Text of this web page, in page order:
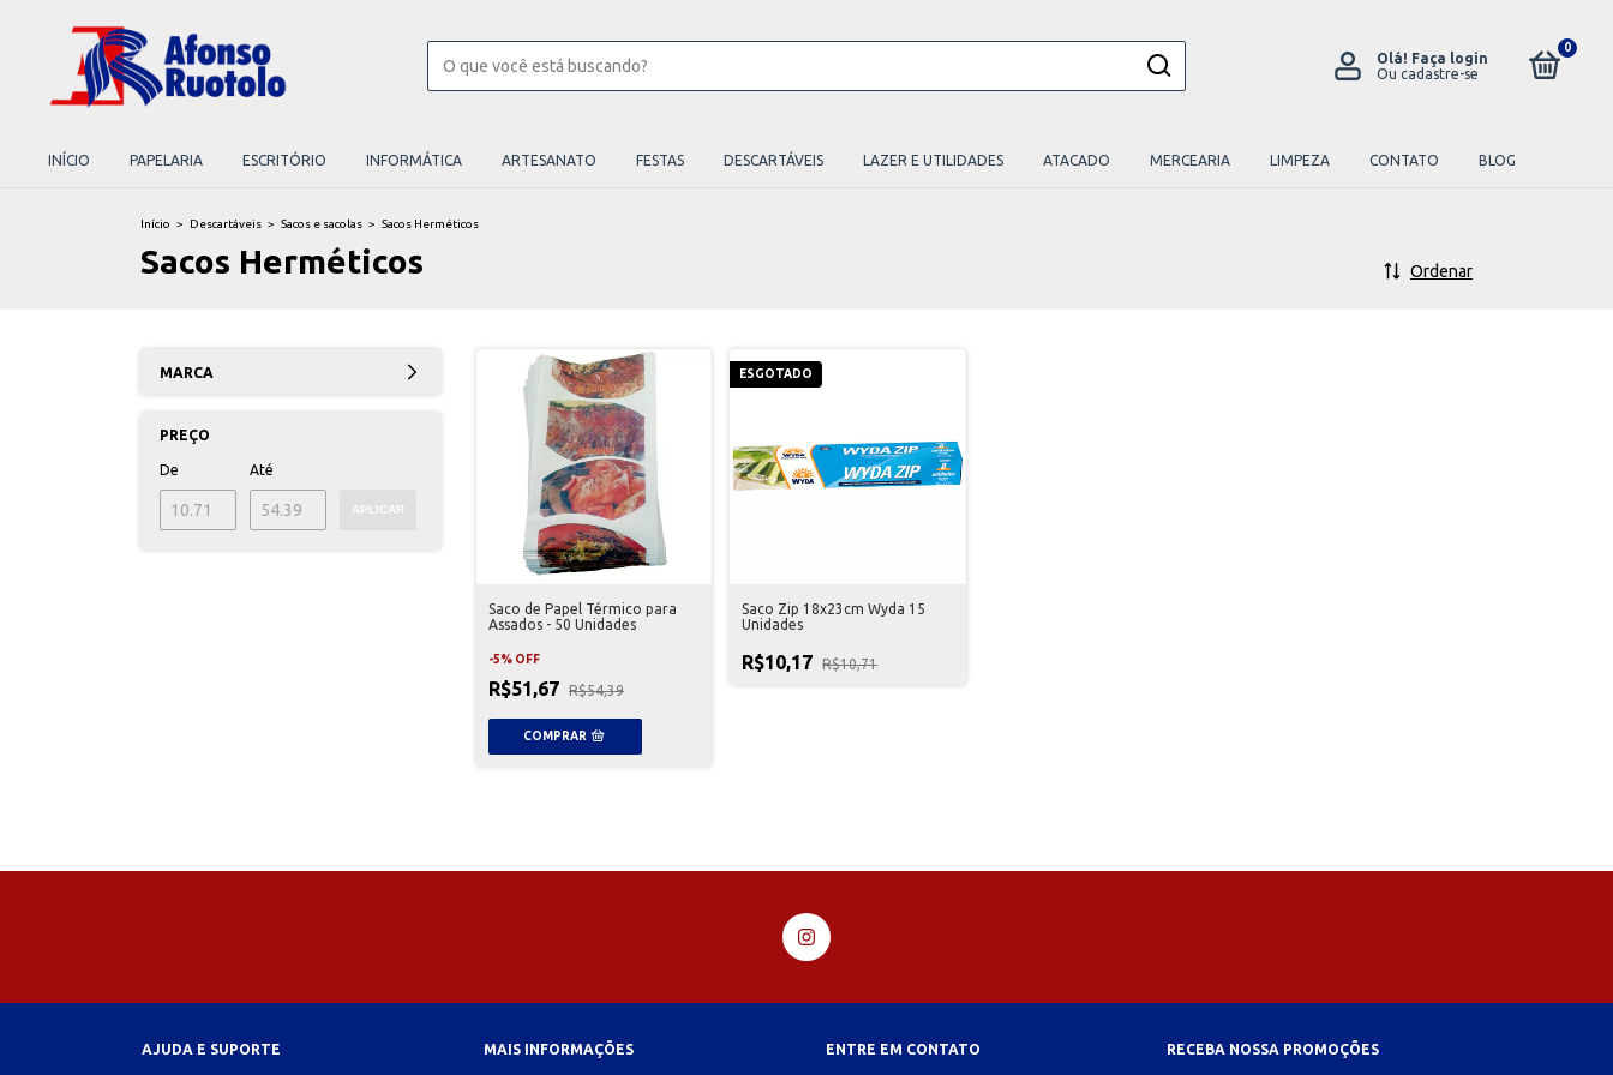
Olá! Faça login
Ou cadastre-se
0
INÍCIO PAPELARIA ESCRITÓRIO INFORMÁTICA ARTESANATO FESTAS DESCARTÁVEIS LAZER E UTILIDADES ATACADO MERCEARIA LIMPEZA CONTATO BLOG
Início > Descartáveis > Sacos e sacolas > Sacos Herméticos
Sacos Herméticos Ordenar
MARCA
PREÇO
De Até
APLICAR
Saco de Papel Térmico para
Assados - 50 Unidades
-5% OFF
R$51,67 R$54,39
ESGOTADO
Saco Zip 18x23cm Wyda 15
Unidades
R$10,17 R$10,71
AJUDA E SUPORTE MAIS INFORMAÇÕES ENTRE EM CONTATO RECEBA NOSSA PROMOÇÕES